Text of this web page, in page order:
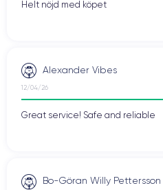
Helt nöjd med köpet
Alexander Vibes
12/04/26
Great service! Safe and reliable
Bo-Göran Willy Pettersson